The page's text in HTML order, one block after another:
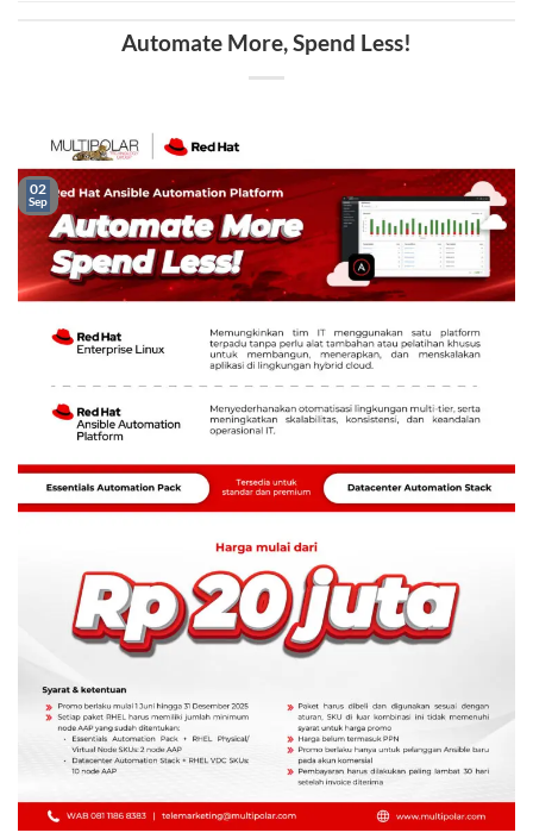
Automate More, Spend Less!
02
Sep